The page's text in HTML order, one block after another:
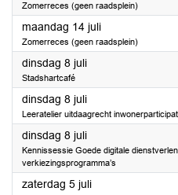
Zomerreces (geen raadsplein)
maandag 14 juli2025
Zomerreces (geen raadsplein)
dinsdag 8 juli2025
Stadshartcafé
dinsdag 8 juli2025
Leeratelier uitdaagrecht
dinsdag 8 juli2025
Kennissessie Goede digitale
verkiezingsprogramma’s
zaterdag 5 juli2025